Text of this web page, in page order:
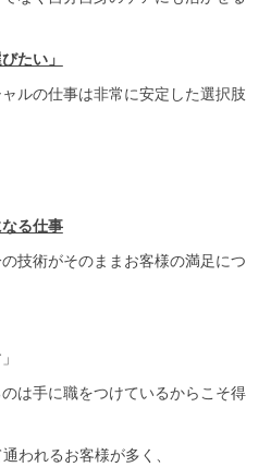
たい」
ルの仕事は非常に安定した選択肢
る仕事
技術がそのままお客様の満足につ
は手に職をつけているからこそ得
われるお客様が多く、